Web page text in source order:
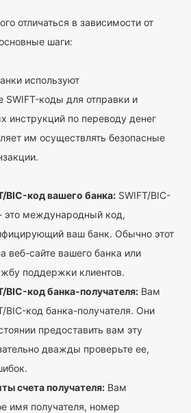
отличаться в зависимости от
шаги:
используют
SWIFT-коды для отправки и
инструкций по переводу денег
им осуществлять безопасные
BIC-код вашего банка: SWIFT/BIC-
это международный код,
ваш банк. Обычно этот
веб-сайте вашего банка или
поддержки клиентов.
BIC-код банка-получателя: Вам
BIC-код банка-получателя. Они
предоставить вам эту
дважды проверьте ее,
счета получателя: Вам
имя получателя, номер